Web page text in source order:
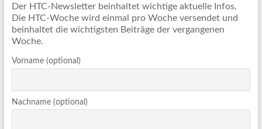
Der HTC-Newsletter beinhaltet wichtige aktuelle Infos.
Die HTC-Woche wird einmal pro Woche versendet und
beinhaltet die wichtigsten Beiträge der vergangenen
Woche.
Vorname (optional)
Nachname (optional)